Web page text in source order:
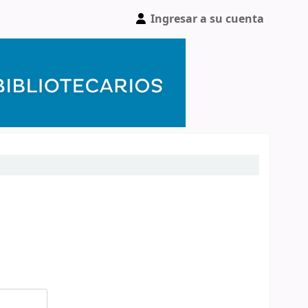
Ingresar a su cuenta